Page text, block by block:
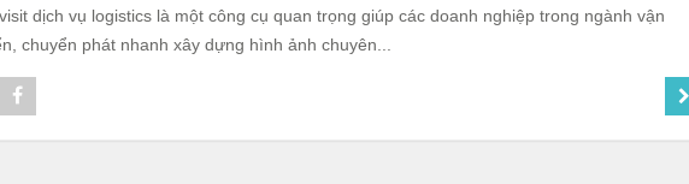
dịch vụ logistics là một công cụ quan trọng giúp các doanh nghiệp trong ngành vận
chuyển phát nhanh xây dựng hình ảnh chuyên...